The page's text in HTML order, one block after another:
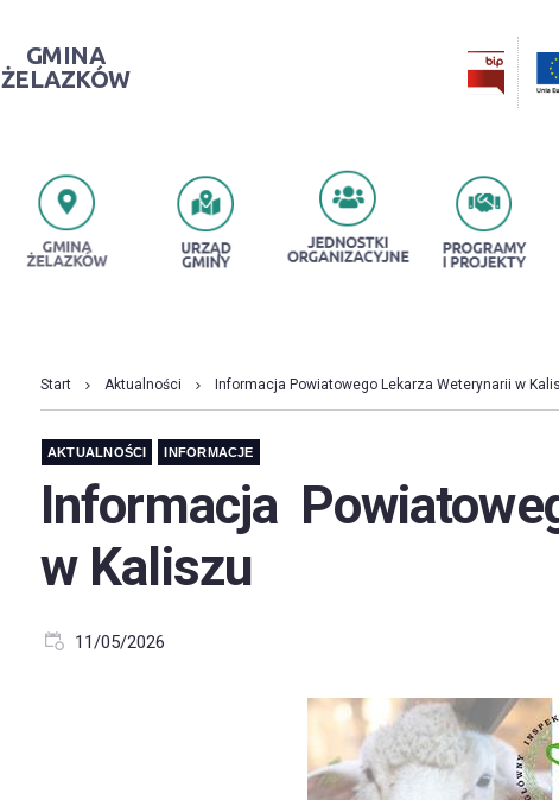
GMINA
ŻELAZKÓW
Start Aktualności Informacja Powiatowego Lekarza Weterynarii w
AKTUALNOŚCI INFORMACJE
Informacja
w Kaliszu
11/05/2026